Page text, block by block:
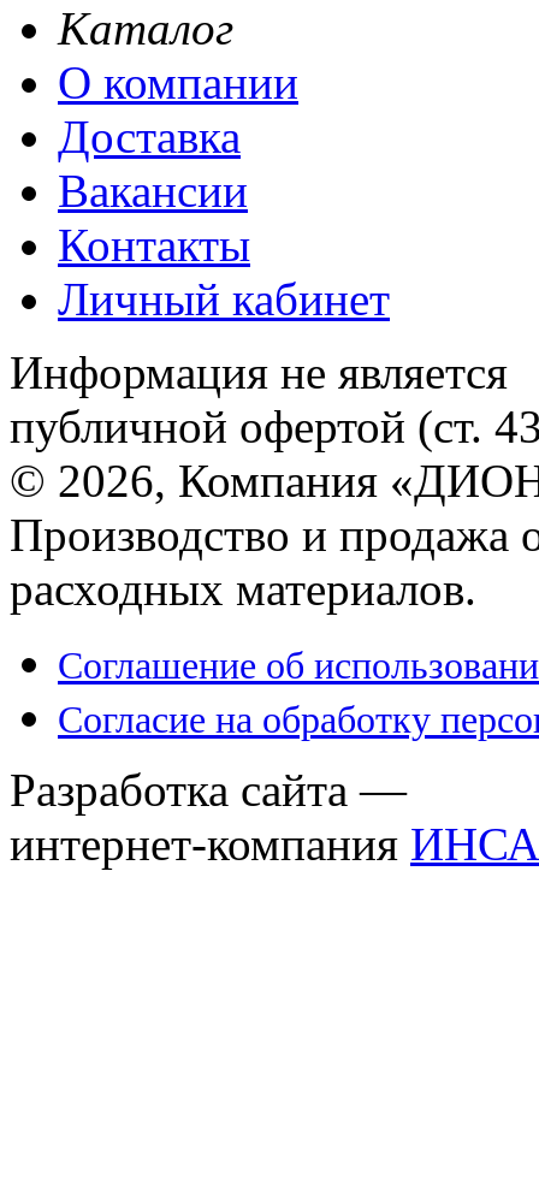
Каталог
О компании
Доставка
Вакансии
Контакты
Личный кабинет
Информация не является
публичной офертой (ст.
© 2026, Компания
Производство и продажа
расходных материалов.
Соглашение об
Согласие на обработку
Разработка сайта —
интернет-компания